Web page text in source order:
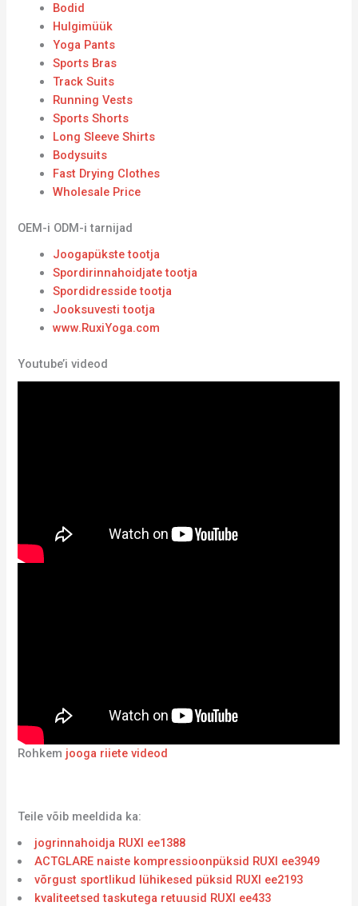
Bodid
Hulgimüük
Yoga Pants
Sports Bras
Track Suits
Running Vests
Sports Shorts
Long Sleeve Shirts
Bodysuits
Fast Drying Clothes
Wholesale Price
OEM-i ODM-i tarnijad
Joogapükste tootja
Spordirinnahoidjate tootja
Spordidresside tootja
Jooksuvesti tootja
www.RuxiYoga.com
Youtube’i videod
Rohkem jooga riiete videod
Teile võib meeldida ka:
jogrinnahoidja RUXI ee1388
ACTGLARE naiste kompressioonpüksid RUXI ee3949
võrgust sportlikud lühikesed püksid RUXI ee2193
kvaliteetsed taskutega retuusid RUXI ee433